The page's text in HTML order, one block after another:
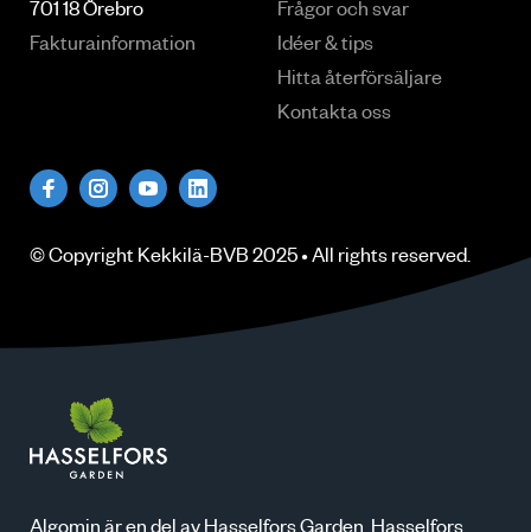
701 18 Örebro
Fakturainformation
Frågor och svar
Idéer & tips
Hitta återförsäljare
Kontakta oss
© Copyright Kekkilä-BVB 2025 • All rights reserved.